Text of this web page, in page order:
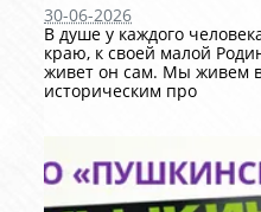
30-06-2026
В душе у каждого
краю, к своей малой
живет он сам. Мы живем
историческим про